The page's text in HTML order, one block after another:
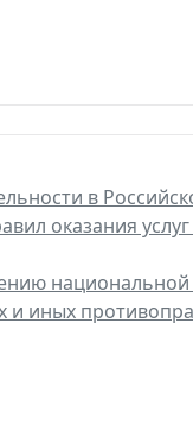
в
оказания
национальной
и иных